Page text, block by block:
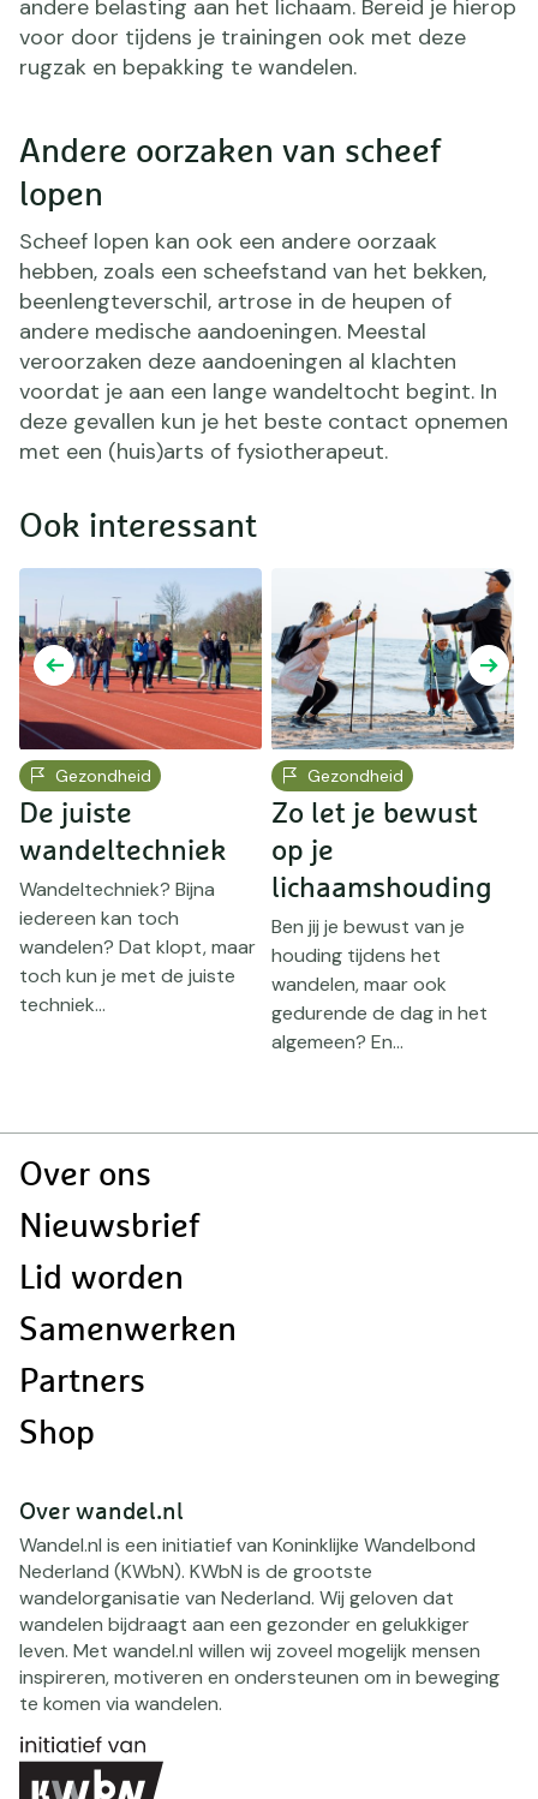
andere belasting aan het lichaam. Bereid je hierop
voor door tijdens je trainingen ook met deze
rugzak en bepakking te wandelen.
Andere oorzaken van scheef
lopen
Scheef lopen kan ook een andere oorzaak
hebben, zoals een scheefstand van het bekken,
beenlengteverschil, artrose in de heupen of
andere medische aandoeningen. Meestal
veroorzaken deze aandoeningen al klachten
voordat je aan een lange wandeltocht begint. In
deze gevallen kun je het beste contact opnemen
met een (huis)arts of fysiotherapeut.
Ook interessant
Gezondheid
De juiste
wandeltechniek
Wandeltechniek? Bijna
iedereen kan toch
wandelen? Dat klopt, maar
toch kun je met de juiste
techniek...
Gezondheid
Zo let je bewust
op je
lichaamshouding
Ben jij je bewust van je
houding tijdens het
wandelen, maar ook
gedurende de dag in het
algemeen? En...
Doormat
Over ons
Nieuwsbrief
Lid worden
Samenwerken
Partners
Shop
Over wandel.nl
Wandel.nl is een initiatief van Koninklijke Wandelbond
Nederland (KWbN). KWbN is de grootste
wandelorganisatie van Nederland. Wij geloven dat
wandelen bijdraagt aan een gezonder en gelukkiger
leven. Met wandel.nl willen wij zoveel mogelijk mensen
inspireren, motiveren en ondersteunen om in beweging
te komen via wandelen.